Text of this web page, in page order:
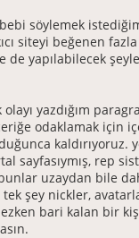
söylemek
siteyi beğenen
de yapılabilecek
yazdığım
odaklamak için
kaldırıyoruz.
sayfasıymış, rep
bunlar uzaydan bile
şey nickler,
bari kalan bir